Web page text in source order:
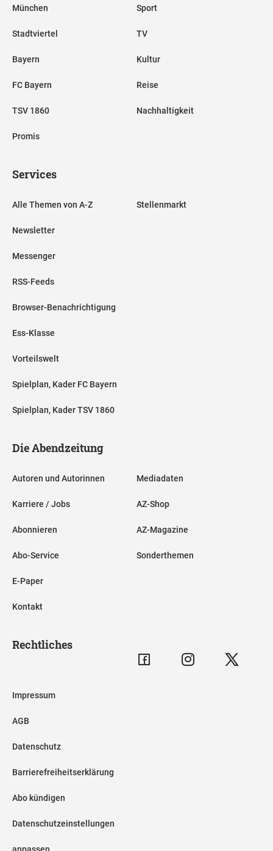
München
Stadtviertel
Bayern
FC Bayern
TSV 1860
Promis
Sport
TV
Kultur
Reise
Nachhaltigkeit
Services
Alle Themen von A-Z
Newsletter
Messenger
RSS-Feeds
Browser-Benachrichtigung
Ess-Klasse
Vorteilswelt
Spielplan, Kader FC Bayern
Spielplan, Kader TSV 1860
Stellenmarkt
Die Abendzeitung
Autoren und Autorinnen
Karriere / Jobs
Abonnieren
Abo-Service
E-Paper
Kontakt
Mediadaten
AZ-Shop
AZ-Magazine
Sonderthemen
Rechtliches
Impressum
AGB
Datenschutz
Barrierefreiheitserklärung
Abo kündigen
Datenschutzeinstellungen
anpassen